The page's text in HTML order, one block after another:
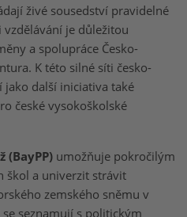
živé sousedství pravidelné
vzdělávání je důležitou
a spolupráce Česko-
K této silné síti česko-
další iniciativa také
české vysokoškolské
(BayPP) umožňuje pokročilým
škol a univerzit strávit
zemského sněmu v
seznamují s politickým